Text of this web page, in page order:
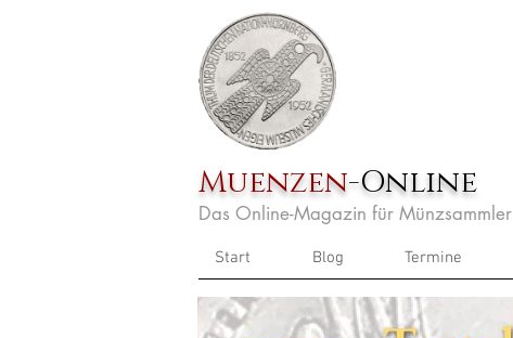
Muenzen-Online
Das Online-Magazin für Münzsammler
Start Blog Termine